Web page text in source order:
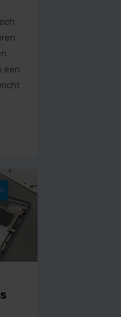
een